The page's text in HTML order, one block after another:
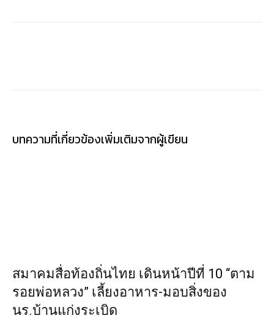
บทความที่เกี่ยวข้องเพิ่มเติมจากผู้เขียน
สมาคมสื่อท้องถิ่นไทย เดินหน้าปีที่ 10 “ตาม
รอยพ่อหลวง” เลี้ยงอาหาร-มอบสิ่งของ
นร.บ้านแก่งระเบิด